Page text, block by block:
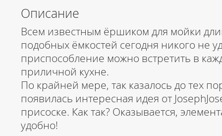
Описание
Всем известным ёршиком для мойки
подобных ёмкостей сегодня никого не
приспособление можно встретить в
приличной кухне.
По крайней мере, так казалось до тех
появилась интересная идея от
присоске. Как так? Оказывается,
удобно!